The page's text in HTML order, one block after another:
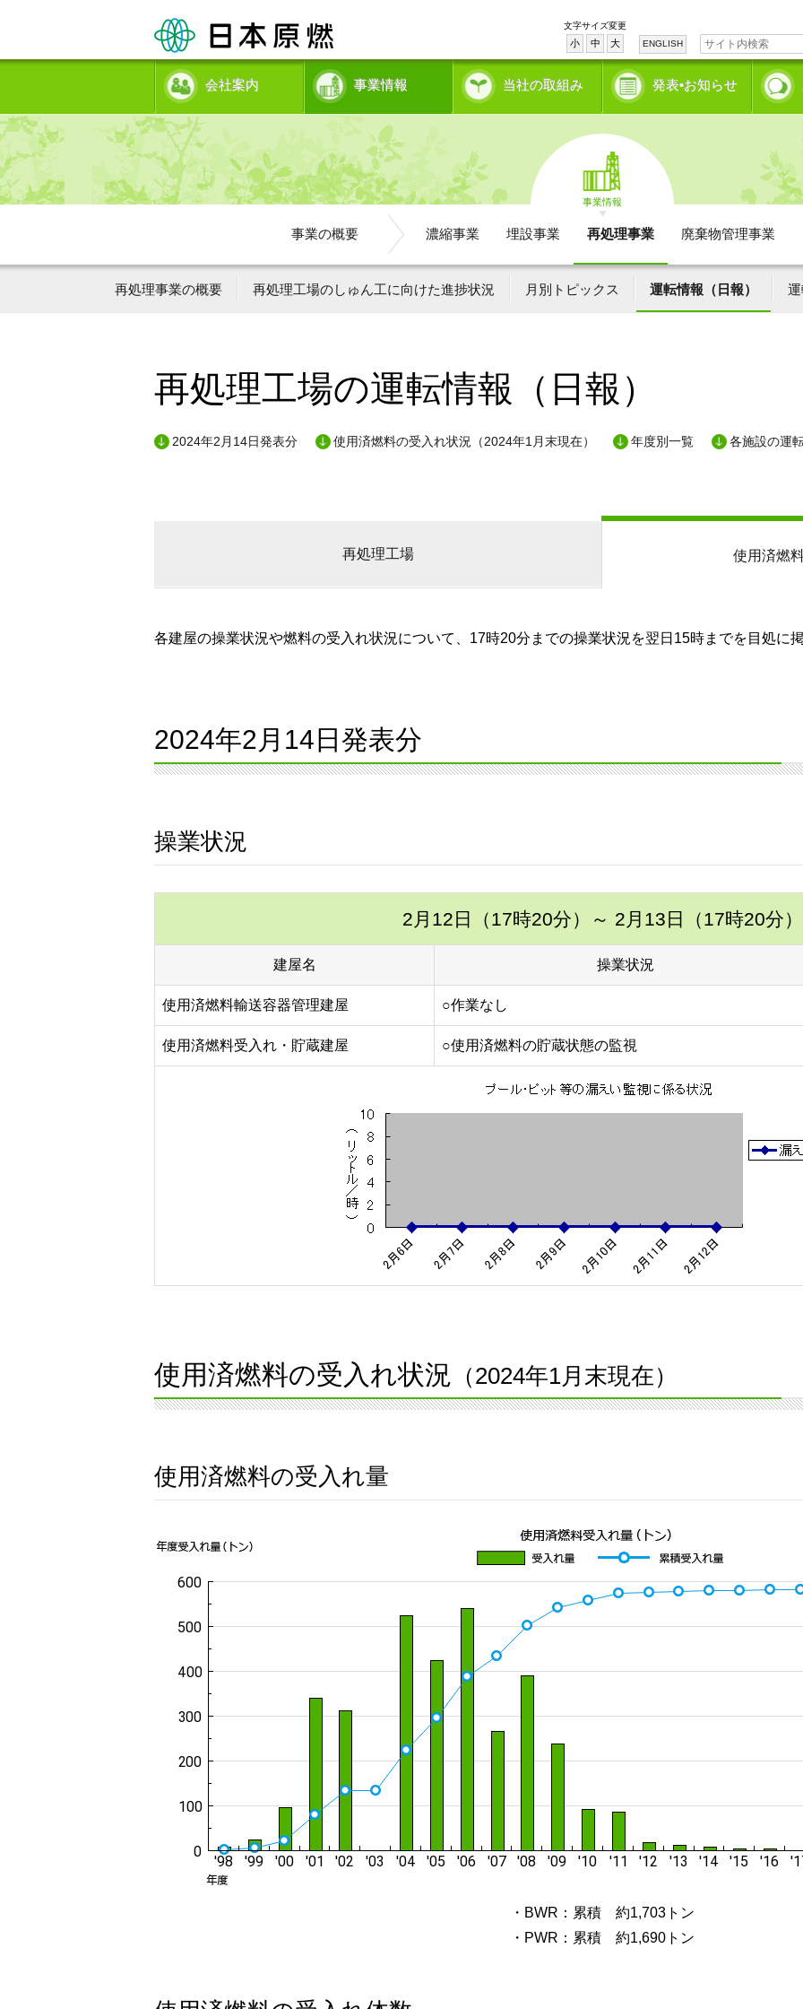
文字サイズ変更
小 中 大 ENGLISH
会社案内 事業情報 当社の取組み 発表•お知らせ
事業情報
事業の概要 濃縮事業 埋設事業 再処理事業 廃棄物管理事業
再処理事業の概要 再処理工場のしゅん工に向けた進捗状況 月別トピックス 運転情報（日報）
再処理工場の運転情報（日報）
2024年2月14日発表分 使用済燃料の受入れ状況（2024年1月末現在） 年度別一覧 各施設の運
再処理工場 使用済燃
各建屋の操業状況や燃料の受入れ状況について、17時20分までの操業状況を翌日15時までを目処に
2024年2月14日発表分
操業状況
2月12日（17時20分） ～ 2月13日（17時20分）
建屋名 操業状況
使用済燃料輸送容器管理建屋 ○作業なし
使用済燃料受入れ・貯蔵建屋 ○使用済燃料の貯蔵状態の監視
使用済燃料の受入れ状況 （2024年1月末現在）
使用済燃料の受入れ量
・BWR：累積 約1,703トン
・PWR：累積 約1,690トン